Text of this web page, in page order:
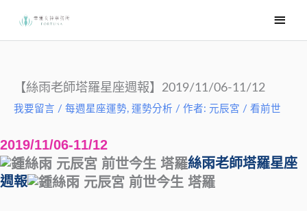
要
【絲雨老師塔羅星座週報】2019/11/06-11/12
我要留言 / 每週星座運勢, 運勢分析 / 作者: 元辰宮 / 看前世
2019/11/06-11/12
絲雨老師塔羅星座
週報